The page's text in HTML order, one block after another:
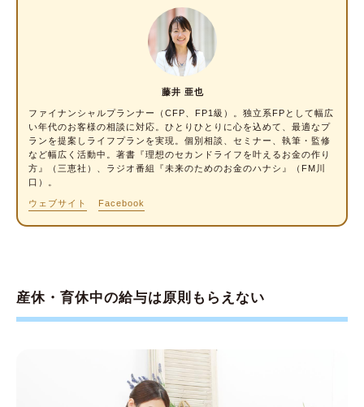
（4）配偶者控除・配偶者特別控除
産休・育休中にもらえるお金に関するQ&A
Q1.産休・育休中に給与が出ないのはなぜです
Q2.産休に入る月の給与はいくらもらえるので
しょうか？
Q3.産休に入った場合、夫の扶養に入ったほう
がよいのでしょうか？
Q4.出産育児一時金を医療機関などへ直接支給
されるようにしたのですが、過不足があった場
てを考えるとやはり正社員のほうがよいのでし
ょうか？
藤井 亜也
ファイナンシャルプランナー
（CFP、FP1級）。独立系FPとして幅広
い年代のお客様の相談に対応。ひとりひとりに心を込めて、最適なプ
ランを提案しライフプランを実現。個別相談、セミナー、執筆・監修
など幅広く活動中。著書『理想のセカンドライフを叶えるお金の作り
方』（三恵社）、ラジオ番組『未来のためのお金のハナシ』（FM川
口）。
ウェブサイト Facebook
産休・育休中の給与は原則もらえない